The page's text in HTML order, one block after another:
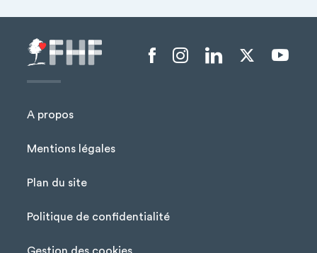
Menu Pied de page
A propos
Mentions légales
Plan du site
Politique de confidentialité
Gestion des cookies
Menu liens sociaux